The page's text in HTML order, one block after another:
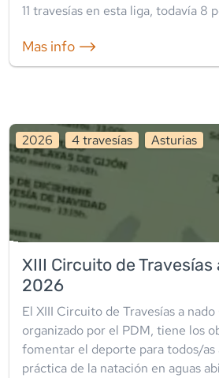
11 travesías en esta liga, todavía 8
Mas info ⟶
2026 4travesías Asturias
XIII Circuito de Travesías
2026
El XIII Circuito de Travesías a
organizado por el PDM, tiene los
fomentar el deporte para todos/as
práctica de la natación en aguas